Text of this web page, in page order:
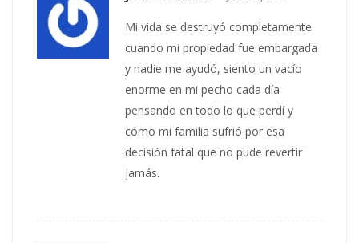
Mi vida se destruyó completamente
cuando mi propiedad fue embargada
y nadie me ayudó, siento un vacío
enorme en mi pecho cada día
pensando en todo lo que perdí y
cómo mi familia sufrió por esa
decisión fatal que no pude revertir
jamás.